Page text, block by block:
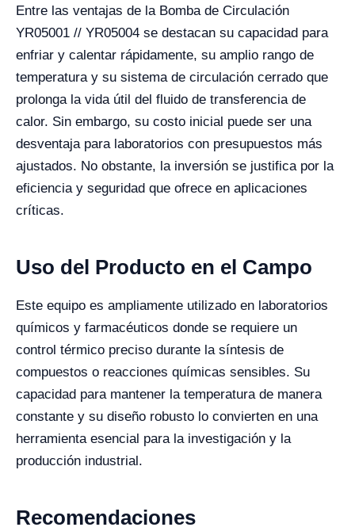
Entre las ventajas de la Bomba de Circulación
YR05001 // YR05004 se destacan su capacidad para
enfriar y calentar rápidamente, su amplio rango de
temperatura y su sistema de circulación cerrado que
prolonga la vida útil del fluido de transferencia de
calor. Sin embargo, su costo inicial puede ser una
desventaja para laboratorios con presupuestos más
ajustados. No obstante, la inversión se justifica por la
eficiencia y seguridad que ofrece en aplicaciones
críticas.
Uso del Producto en el Campo
Este equipo es ampliamente utilizado en laboratorios
químicos y farmacéuticos donde se requiere un
control térmico preciso durante la síntesis de
compuestos o reacciones químicas sensibles. Su
capacidad para mantener la temperatura de manera
constante y su diseño robusto lo convierten en una
herramienta esencial para la investigación y la
producción industrial.
Recomendaciones